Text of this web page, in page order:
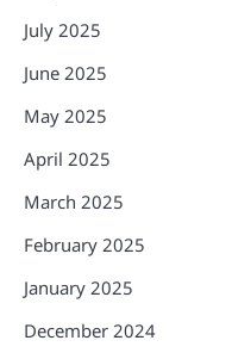
July 2025
June 2025
May 2025
April 2025
March 2025
February 2025
January 2025
December 2024